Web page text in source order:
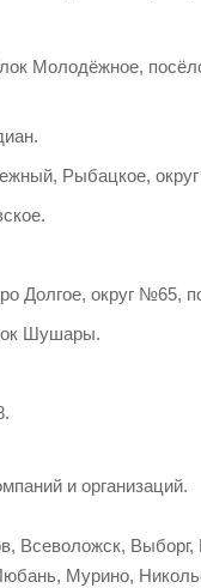
Молодёжное,
Рыбацкое,
Долгое, округ №65,
Шушары.
и организаций.
Всеволожск,
Мурино,